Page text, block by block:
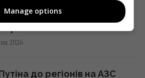
остаточно анексувати
країни НАТО
2026
до регіонів на АЗС
Manage options